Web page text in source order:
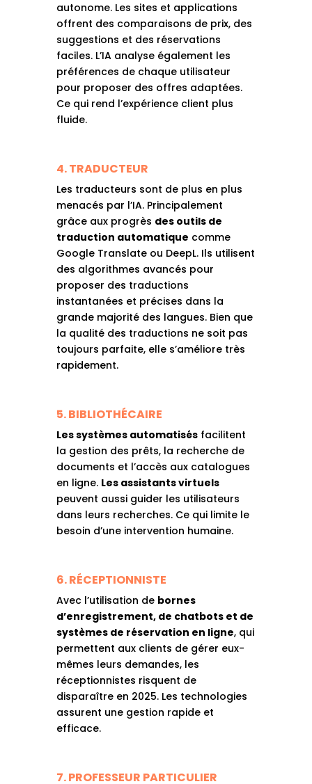
autonome. Les sites et applications
offrent des comparaisons de prix, des
suggestions et des réservations
faciles. L’IA analyse également les
préférences de chaque utilisateur
pour proposer des offres adaptées.
Ce qui rend l’expérience client plus
fluide.
4. TRADUCTEUR
Les traducteurs sont de plus en plus
menacés par l’IA. Principalement
grâce aux progrès des outils de
traduction automatique comme
Google Translate ou DeepL. Ils utilisent
des algorithmes avancés pour
proposer des traductions
instantanées et précises dans la
grande majorité des langues. Bien que
la qualité des traductions ne soit pas
toujours parfaite, elle s’améliore très
rapidement.
5. BIBLIOTHÉCAIRE
Les systèmes automatisésfacilitent
la gestion des prêts, la recherche de
documents et l’accès aux catalogues
en ligne. Les assistants virtuels
peuvent aussi guider les utilisateurs
dans leurs recherches. Ce qui limite le
besoin d’une intervention humaine.
6. RÉCEPTIONNISTE
Avec l’utilisation de bornes
d’enregistrement, de chatbots et de
systèmes de réservation en ligne, qui
permettent aux clients de gérer eux-
mêmes leurs demandes, les
réceptionnistes risquent de
disparaître en 2025. Les technologies
assurent une gestion rapide et
efficace.
7. PROFESSEUR PARTICULIER